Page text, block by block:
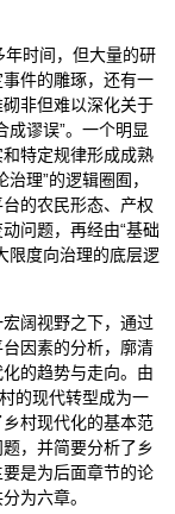
时间，但大量的研
件的雕琢，还有一
非但难以深化关于
成谬误”。一个明显
特定规律形成成熟
理”的逻辑圈囿，
的农民形态、产权
问题，再经由“基础
限度向治理的底层逻
阔视野之下，通过
因素的分析，廓清
的趋势与走向。由
的现代转型成为一
村现代化的基本范
，并简要分析了乡
是为后面章节的论
为六章。